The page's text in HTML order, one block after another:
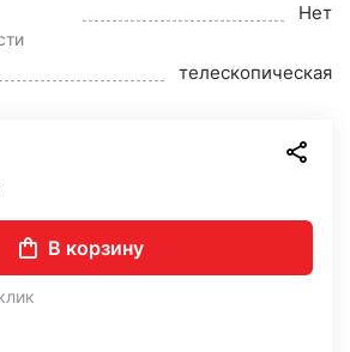
Нет
телескопическая
В корзину